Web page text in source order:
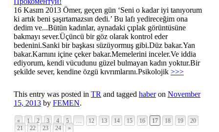
16 Kasım 2013 Ömer, geçen gün ‘Seni o kadar iyi tanıyorum
ki artık beni şaşırtamazsın dedi.’ Bu lafı yedireceğim ona
dedim ve...Bütün kadınlar, aynadaki çıplak görüntüsüne
bakmayı sever.Üçüncü bir göz olarak kontrol eder
bedenini.Sanki bir başkası süzüyormuş gibi.Düz bakar.Yan
bakar.Karnını içine çeker bakar.Memelerini inceler.Ve iddia
ediyorum, kendi vücudunu güzel bulmayan kadın yoktur.Bir
şekilde sever, kendine özgü kıvrımlarını.Psikolojik >>>
This entry was posted in TR and tagged haberon November
15, 2013 by FEMEN.
« 1 2 3 4 5 … 12 13 14 15 16 17 18 19
20
21
22 23 24 »